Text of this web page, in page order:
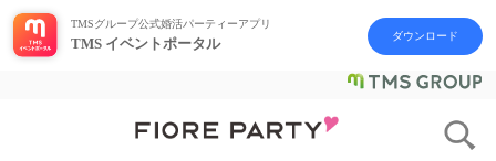
TMSグループ公式婚活パーティーアプリ
TMS イベントポータル ダウンロード